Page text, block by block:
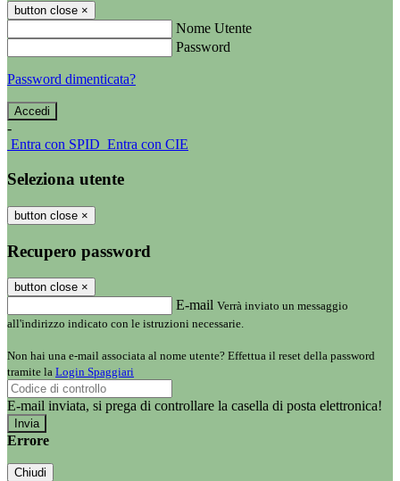
button close ×
Nome Utente
Password
Password dimenticata?
-
Entra con SPID Entra con CIE
Seleziona utente
button close ×
Recupero password
button close ×
E-mail Verrà inviato un messaggio
all'indirizzo indicato con le istruzioni necessarie.
Non hai una e-mail associata al nome utente? Effettua il reset della password
tramite la Login Spaggiari
E-mail inviata, si prega di controllare la casella di posta elettronica!
Errore
Chiudi